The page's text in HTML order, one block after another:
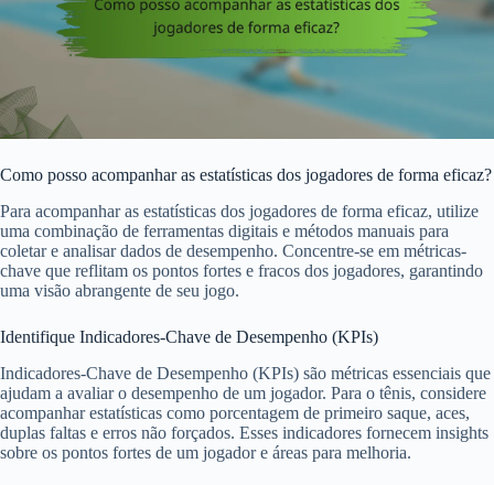
Como posso acompanhar as estatísticas dos jogadores de forma eficaz?
Para acompanhar as estatísticas dos jogadores de forma eficaz, utilize
uma combinação de ferramentas digitais e métodos manuais para
coletar e analisar dados de desempenho. Concentre-se em métricas-
chave que reflitam os pontos fortes e fracos dos jogadores, garantindo
uma visão abrangente de seu jogo.
Identifique Indicadores-Chave de Desempenho (KPIs)
Indicadores-Chave de Desempenho (KPIs) são métricas essenciais que
ajudam a avaliar o desempenho de um jogador. Para o tênis, considere
acompanhar estatísticas como porcentagem de primeiro saque, aces,
duplas faltas e erros não forçados. Esses indicadores fornecem insights
sobre os pontos fortes de um jogador e áreas para melhoria.